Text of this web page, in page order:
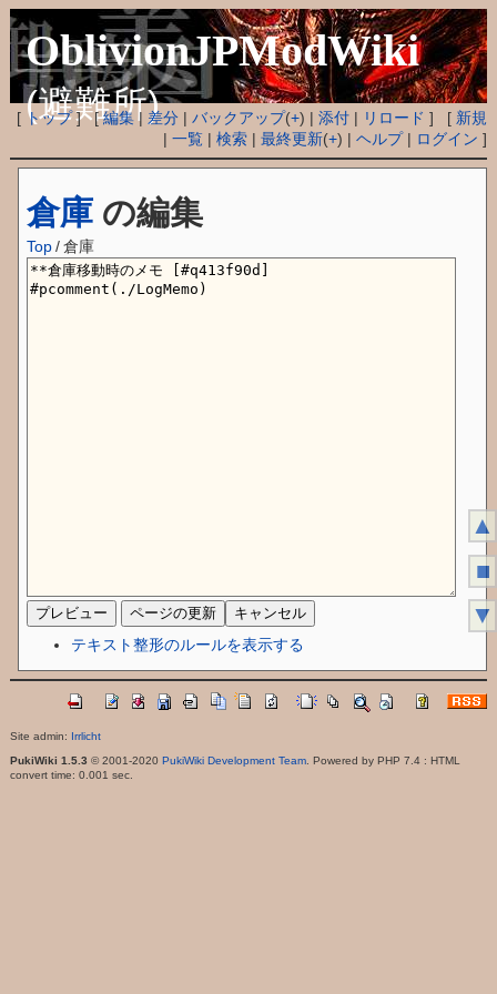
OblivionJPModWiki
(避難所)
[ トップ] [編集| 差分 |バックアップ(+) |添付 | リロード ] [ 新規
|一覧 |検索 |最終更新(+) |ヘルプ| ログイン ]
倉庫 の編集
Top /倉庫
テキスト整形のルールを表示する
Site admin: Irrlicht
PukiWiki 1.5.3 © 2001-2020 PukiWiki Development Team. Powered by PHP 7.4 : HTML
convert time: 0.001 sec.
▲
■
▼